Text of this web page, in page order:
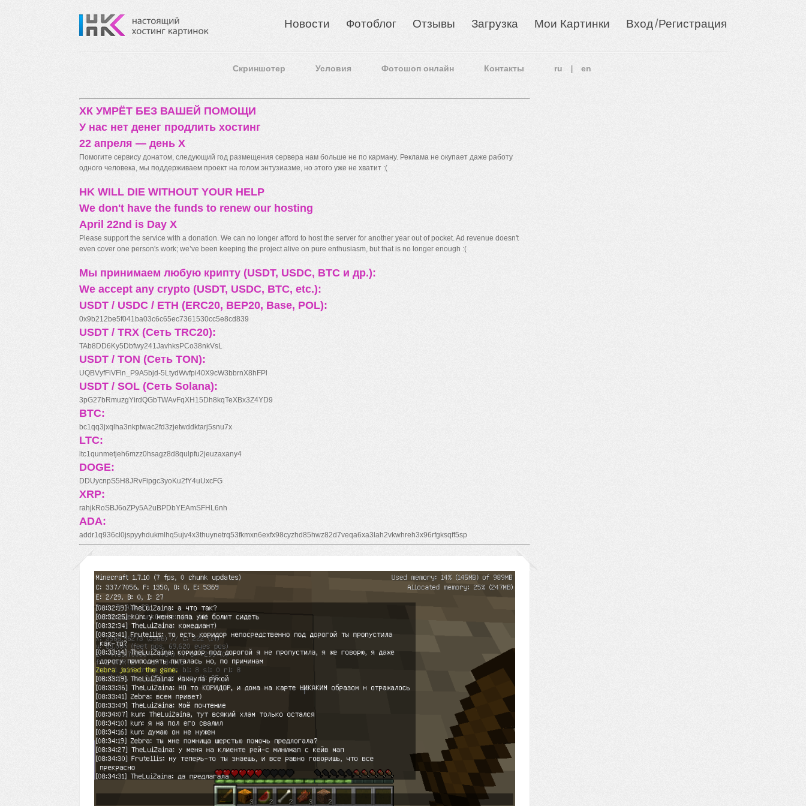
Новости Фотоблог Отзывы Загрузка Мои Картинки Вход/Регистрация
Скриншотер Условия Фотошоп онлайн Контакты ru en
ХК УМРЁТ БЕЗ ВАШЕЙ ПОМОЩИ
У нас нет денег продлить хостинг
22 апреля — день X
Помогите сервису донатом, следующий год размещения сервера нам больше не по карману. Реклама не окупает даже работу
одного человека, мы поддерживаем проект на голом энтузиазме, но этого уже не хватит :(
HK WILL DIE WITHOUT YOUR HELP
We don't have the funds to renew our hosting
April 22nd is Day X
Please support the service with a donation. We can no longer afford to host the server for another year out of pocket. Ad revenue doesn't
even cover one person's work; we’ve been keeping the project alive on pure enthusiasm, but that is no longer enough :(
Мы принимаем любую крипту (USDT, USDC, BTC и др.):
We accept any crypto (USDT, USDC, BTC, etc.):
USDT / USDC / ETH (ERC20, BEP20, Base, POL):
0x9b212be5f041ba03c6c65ec7361530cc5e8cd839
USDT / TRX (Сеть TRC20):
TAb8DD6Ky5Dbfwy241JavhksPCo38nkVsL
USDT / TON (Сеть TON):
UQBVyfFlVFln_P9A5bjd-5LtydWvfpi40X9cW3bbrnX8hFPl
USDT / SOL (Сеть Solana):
3pG27bRmuzgYirdQGbTWAvFqXH15Dh8kqTeXBx3Z4YD9
BTC:
bc1qq3jxqlha3nkptwac2fd3zjetwddktarj5snu7x
LTC:
ltc1qunmetjeh6mzz0hsagz8d8qulpfu2jeuzaxany4
DOGE:
DDUycnpS5H8JRvFipgc3yoKu2fY4uUxcFG
XRP:
rahjkRoSBJ6oZPy5A2uBPDbYEAmSFHL6nh
ADA:
addr1q936cl0jspyyhdukmlhq5ujv4x3thuynetrq53fkmxn6exfx98cyzhd85hwz82d7veqa6xa3lah2vkwhreh3x96rfgksqff5sp